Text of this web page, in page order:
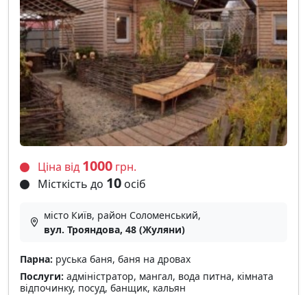
Ціна від 1000 грн.
Місткість до 10 осіб
місто Київ, район Соломенський,
вул. Трояндова, 48 (Жуляни)
Парна: руська баня, баня на дровах
Послуги: адміністратор, мангал, вода питна, кімната
відпочинку, посуд, банщик, кальян